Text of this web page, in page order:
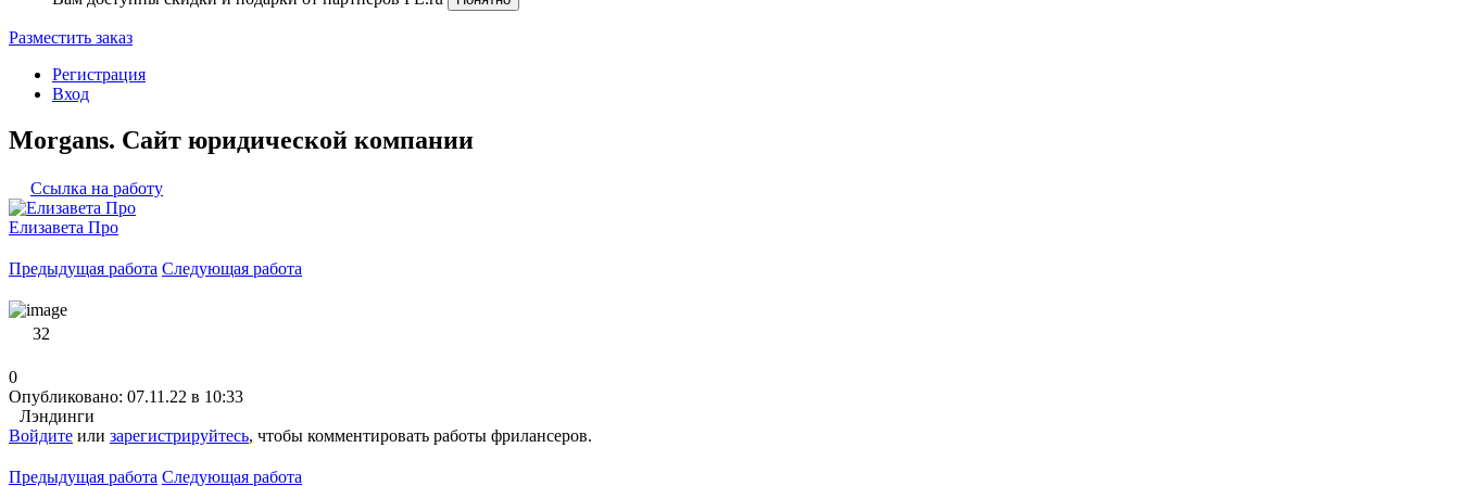
Разместить заказ
Регистрация
Вход
Morgans. Сайт юридической компании
Ссылка на работу
Елизавета Про
Предыдущая работа Следующая работа
32
0
Опубликовано: 07.11.22 в 10:33
Лэндинги
Войдите или зарегистрируйтесь, чтобы комментировать работы фрилансеров.
Предыдущая работа Следующая работа